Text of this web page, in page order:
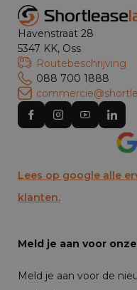
Havenstraat 28
5347 KK, Oss
Routebeschrijving
088 700 1888
Lees op google alle
klanten.
Meld je aan voor
Meld je aan voor de